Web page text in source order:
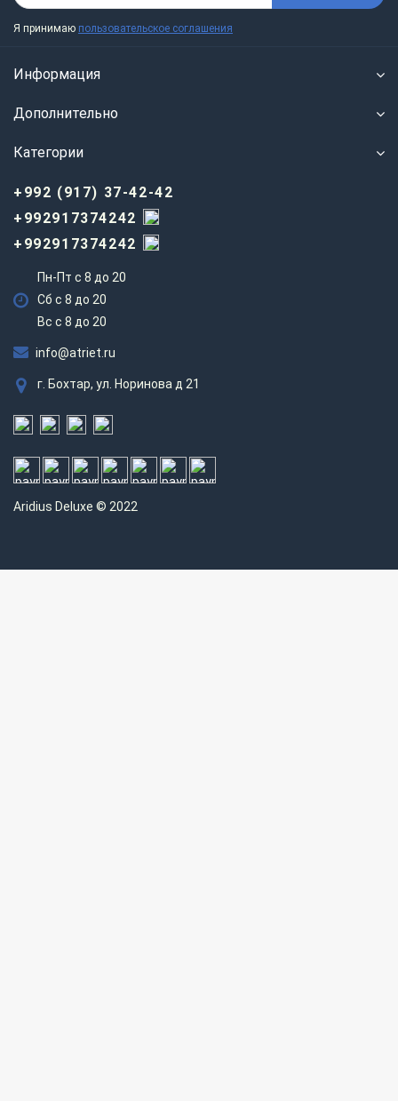
Я принимаю пользовательское соглашения
Информация
Дополнительно
Категории
+992 (917) 37-42-42
+992917374242
+992917374242
Пн-Пт с 8 до 20
Сб с 8 до 20
Вс c 8 до 20
info@atriet.ru
г. Бохтар, ул. Норинова д 21
Aridius Deluxe © 2022